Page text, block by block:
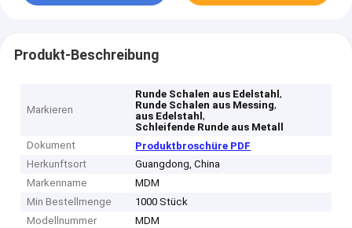
Produkt-Beschreibung
Markieren
Runde Schalen aus Edelstahl,
Runde Schalen aus Messing,
aus Edelstahl,
Schleifende Runde aus Metall
Dokument
Produktbroschüre PDF
Herkunftsort
Guangdong, China
Markenname
MDM
Min Bestellmenge
1000 Stück
Modellnummer
MDM